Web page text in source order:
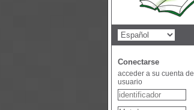
Conectarse
acceder a su cuenta de
usuario